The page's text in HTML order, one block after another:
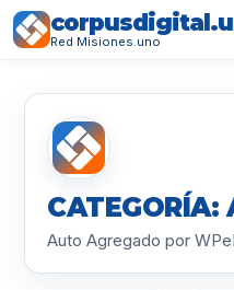
Red Misiones.uno
CATEGORÍA:
Auto Agregado por